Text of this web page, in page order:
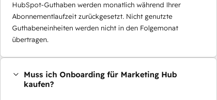
HubSpot-Guthaben werden monatlich während Ihrer
Abonnementlaufzeit zurückgesetzt. Nicht genutzte
Guthabeneinheiten werden nicht in den Folgemonat
übertragen.
Muss ich Onboarding für Marketing Hub
kaufen?